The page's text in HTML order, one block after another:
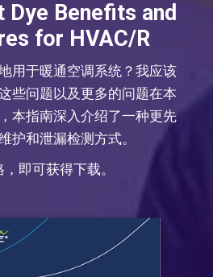
Dye Benefits and
for HVAC/R
用于暖通空调系统？我应该
些问题以及更多的问题在本
本指南深入介绍了一种更先
护和泄漏检测方式。
即可获得下载。